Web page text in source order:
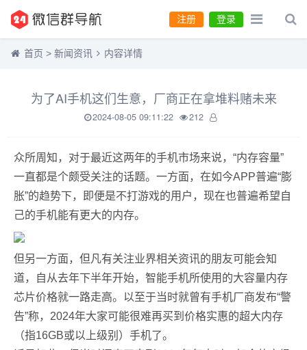
登录
注册
首页 > 新闻资讯 内容详情
为了AI手机这们生意，厂商正在拿堆料赌未来
2024-08-05 09:11:22 212
众所周知，对于最近这两年的手机市场来说，“内存容量”
一直都是个颇受关注的话题。一方面，在如今APP普遍“膨
胀”的趋势下，即便是不打游戏的用户，现在也普遍希望自
己的手机能有更大的内存。
但另一方面，但凡有关注业界相关资讯的朋友可能会知
道，自从去年下半年开始，智能手机所使用的大容量内存
芯片价格就一路走高。以至于当时就曾有手机厂商发布“警
告”称，2024年大家可能很难再买到价格实惠的超大内存
（指16GB或以上级别）手机了。